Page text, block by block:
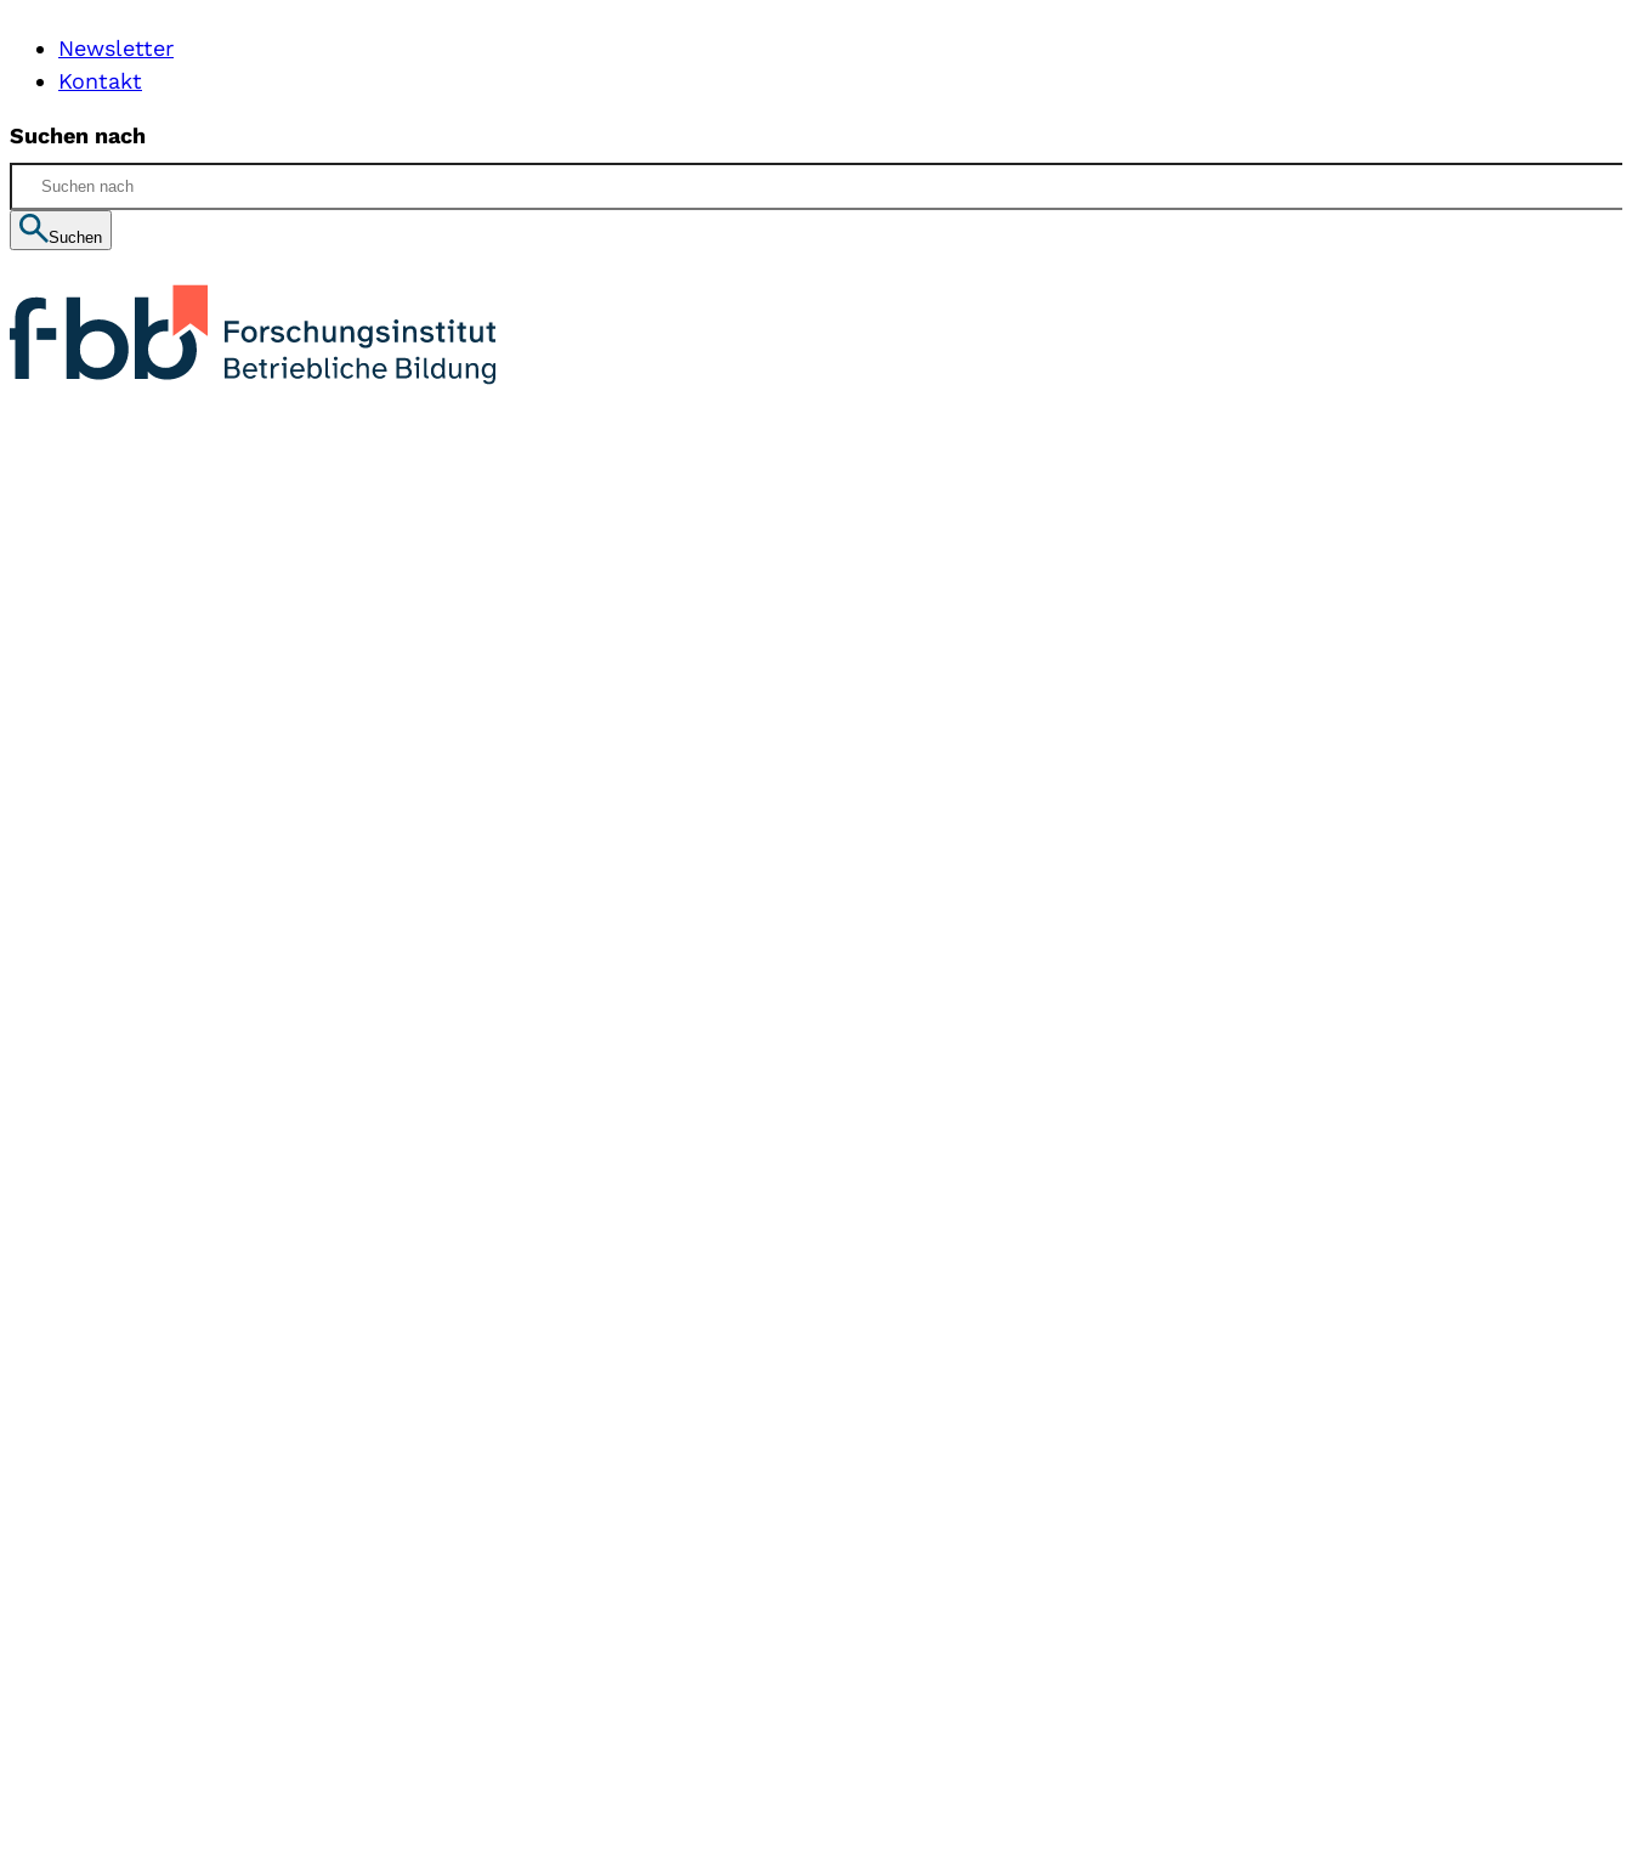
Newsletter
Kontakt
Suchen nach
Suchen